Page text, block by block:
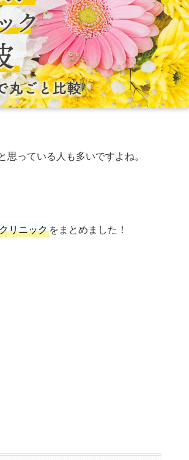
っている人も多いですよね。
リニックをまとめました！